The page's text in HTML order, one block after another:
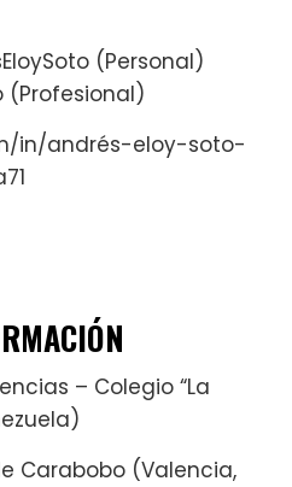
(Personal)
(Profesional)
in/andrés-eloy-soto-
– Colegio “La
Carabobo (Valencia,